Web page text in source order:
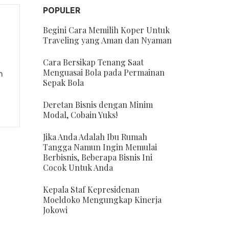
POPULER
Begini Cara Memilih Koper Untuk
Traveling yang Aman dan Nyaman
Cara Bersikap Tenang Saat
Menguasai Bola pada Permainan
Sepak Bola
Deretan Bisnis dengan Minim
Modal, Cobain Yuks!
Jika Anda Adalah Ibu Rumah
Tangga Namun Ingin Memulai
Berbisnis, Beberapa Bisnis Ini
Cocok Untuk Anda
Kepala Staf Kepresidenan
Moeldoko Mengungkap Kinerja
Jokowi